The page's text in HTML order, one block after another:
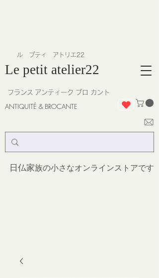
Le petit atelier22
ANTIQUITÉ & BROCANTE
アンティーク ブロ カント
日仏家族の小さなオンラインストアです
​ル プティ アトリエ22
フランス